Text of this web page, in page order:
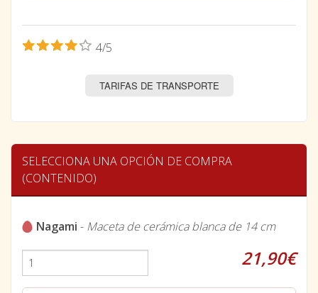
4/5
TARIFAS DE TRANSPORTE
SELECCIONA UNA OPCIÓN DE COMPRA
(CONTENIDO)
Nagami - Maceta de cerámica blanca de 14 cm
21,90€